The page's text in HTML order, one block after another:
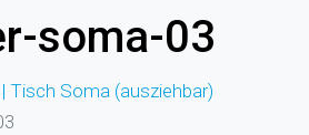
soma-03
Tisch Soma (ausziehbar)